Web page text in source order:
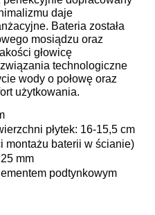
daje
Bateria została
mosiądzu oraz
głowicę
technologiczne
wody o połowę oraz
użytkowania.
płytek: 16-15,5 cm
montażu baterii w ścianie)
mm
podtynkowym